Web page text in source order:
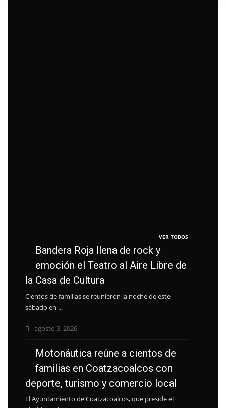
VER TODOS
Bandera Roja llena de rock y
emoción el Teatro al Aire Libre de
la Casa de Cultura
Cientos de familias se reunieron la noche de este
sábado en ...
agosto 3, 2026
Motonáutica reúne a cientos de
familias en Coatzacoalcos con
deporte, turismo y comercio local
El Ayuntamiento de Coatzacoalcos, que preside el